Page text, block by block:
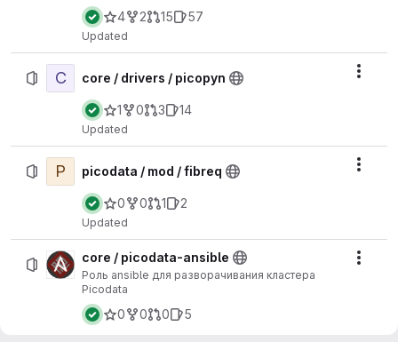
4 2 15 57
Updated
C core / drivers / picopyn
1 0 3 14
Updated
P picodata / mod / fibreq
0 0 1 2
Updated
core / picodata-ansible
Роль ansible для разворачивания кластера
Picodata
0 0 0 5